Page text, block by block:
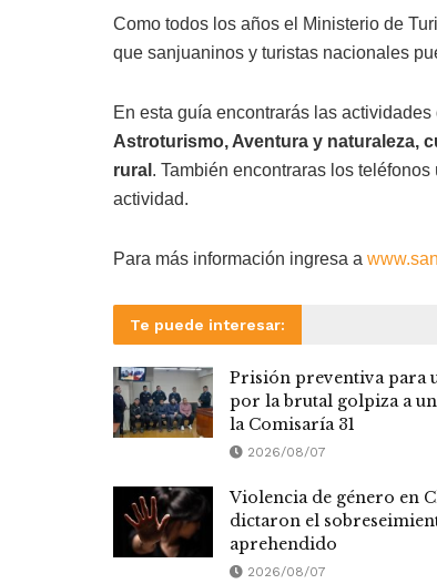
Como todos los años el Ministerio de
que sanjuaninos y turistas nacionales
En esta guía encontrarás las
Astroturismo, Aventura y naturaleza,
rural . También encontraras los
actividad.
Para más información ingresa a
Te puede interesar:
Prisión preventiva para
por la brutal golpiza a
la Comisaría 31
2026/08/07
Violencia de género en
dictaron el
aprehendido
2026/08/07